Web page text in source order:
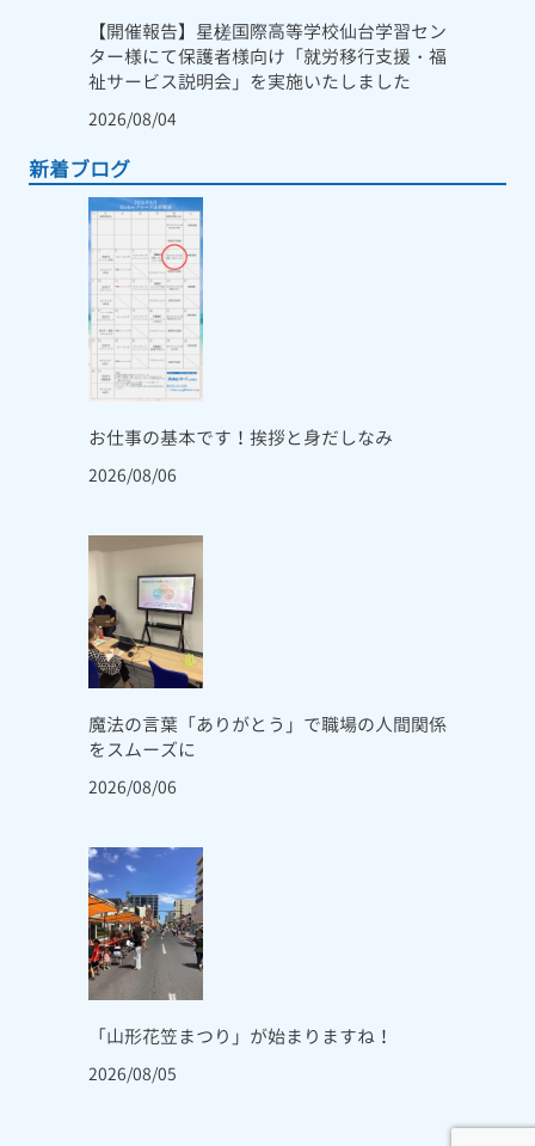
【開催報告】星槎国際高等学校仙台学習セン
ター様にて保護者様向け「就労移行支援・福
祉サービス説明会」を実施いたしました
2026/08/04
新着ブログ
お仕事の基本です！挨拶と身だしなみ
2026/08/06
魔法の言葉「ありがとう」で職場の人間関係
をスムーズに
2026/08/06
「山形花笠まつり」が始まりますね！
2026/08/05